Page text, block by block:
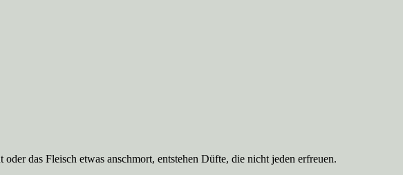
das Fleisch etwas anschmort, entstehen Düfte, die nicht jeden erfreuen.